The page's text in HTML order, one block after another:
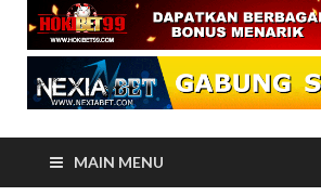
MAIN MENU